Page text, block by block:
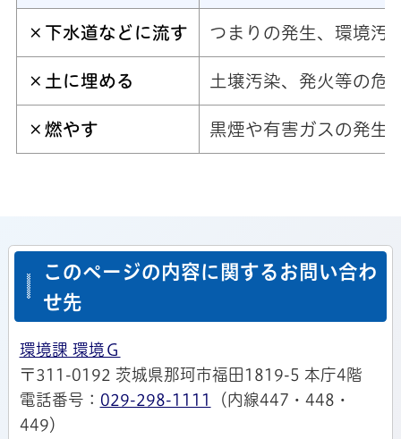
× 下水道などに流す つまりの発生、環境汚
× 土に埋める 土壌汚染、発火等の危
×燃やす 黒煙や有害ガスの発生
このページの内容に関するお問い合わ
せ先
環境課 環境Ｇ
〒311-0192 茨城県那珂市福田1819-5 本庁4階
電話番号： 029-298-1111
（内線447・448・
449）